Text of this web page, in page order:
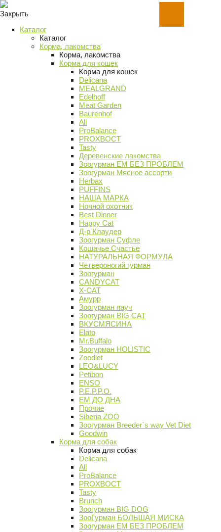
Закрыть
Каталог
Каталог
Корма, лакомства
Корма, лакомства
Корма для кошек
Корма для кошек
Delicana
MEALGRAND
Edelhoff
Meat Garden
Baurenhof
All
ProBalance
PROХВОСТ
Tasty
Деревенские лакомства
Зоогурман ЕМ БЕЗ ПРОБЛЕМ
Зоогурман Мясное ассорти
Herbax
PUFFINS
НАША МАРКА
Ночной охотник
Best Dinner
Happy Cat
Д-р Клаудер
Зоогурман Суфле
Кошачье Счастье
НАТУРАЛЬНАЯ ФОРМУЛА
Четвероногий гурман
Зоогурман
CANDYCAT
X-CAT
Амурр
Зоогурман пауч
Зоогурман BIG CAT
ВКУСМЯСИНА
Elato
Mr.Buffalo
Зоогурман HOLISTIC
Zoodiet
LEO&LUCY
Petibon
ENSO
P.E.P.P.O.
ЕМ ДО ДНА
Прочие
Siberia ZOO
Зоогурман Breeder`s way Vet Diet
Goodwin
Корма для собак
Корма для собак
Delicana
All
ProBalance
PROХВОСТ
Tasty
Brunch
Зоогурман BIG DOG
ЗооГурман БОЛЬШАЯ МИСКА
Зоогурман ЕМ БЕЗ ПРОБЛЕМ